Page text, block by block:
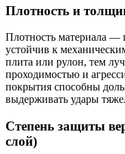
Плотность и
Плотность материала —
устойчив к
плита или рулон, тем
проходимостью и
покрытия способны
выдерживать удары
Степень защиты
слой)